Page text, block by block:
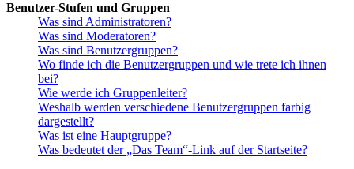
Benutzer-Stufen und Gruppen
Was sind Administratoren?
Was sind Moderatoren?
Was sind Benutzergruppen?
Wo finde ich die Benutzergruppen und wie trete ich ihnen
bei?
Wie werde ich Gruppenleiter?
Weshalb werden verschiedene Benutzergruppen farbig
dargestellt?
Was ist eine Hauptgruppe?
Was bedeutet der „Das Team“-Link auf der Startseite?